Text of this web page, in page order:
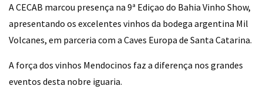
A CECAB marcou presença na 9ª Ediçao do Bahia Vinho Show,
apresentando os excelentes vinhos da bodega argentina Mil
Volcanes, em parceria com a Caves Europa de Santa Catarina.
A força dos vinhos Mendocinos faz a diferença nos grandes
eventos desta nobre iguaria.